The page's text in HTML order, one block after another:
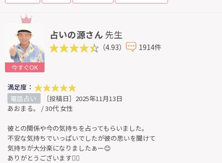
今すぐOK
占いの源さん 先生
（4.93） 1914件
満足度：
電話占い
［投稿日］2025年11月13日
あおまる。 / 30代 女性
彼との関係や今の気持ちを占ってもらいました。
不安な気持ちでいっぱいでしたが彼の思いを聞けて
気持ちが大分楽になりましたぁー😊
ありがとうございます🙇‍♀️